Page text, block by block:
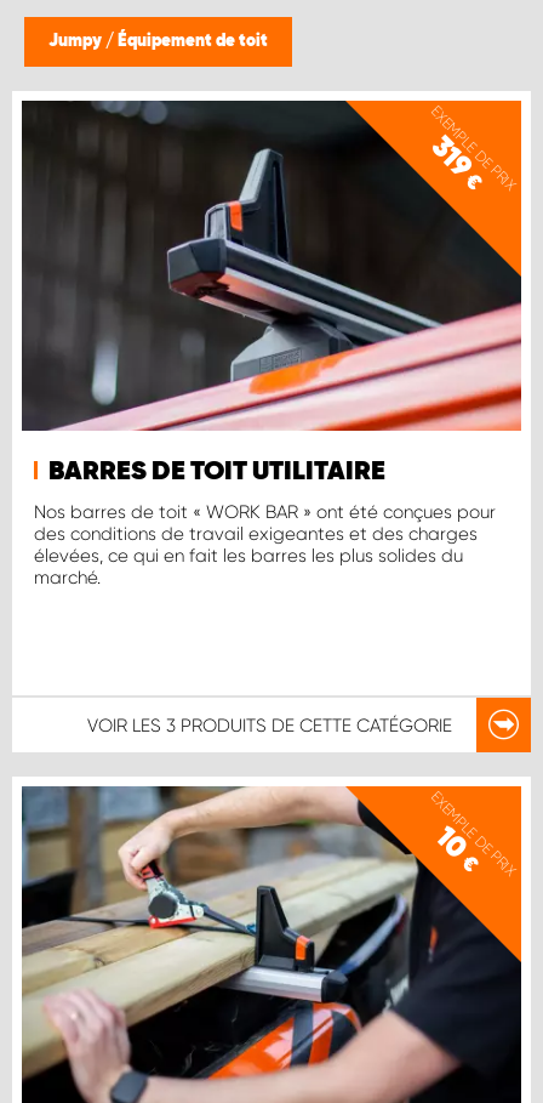
Jumpy / Équipement de toit
EXEMPLE DE PRIX
319
€
BARRES DE TOIT UTILITAIRE
Nos barres de toit « WORK BAR » ont été conçues pour
des conditions de travail exigeantes et des charges
élevées, ce qui en fait les barres les plus solides du
marché.
VOIR LES 3 PRODUITS DE CETTE CATÉGORIE
EXEMPLE DE PRIX
10
€
WORK SYSTEM WEST BY PRO-VAN